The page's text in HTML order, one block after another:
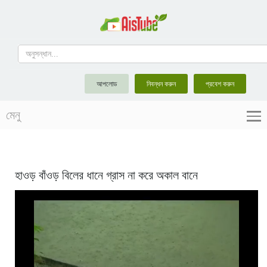
আপলোড নিবন্ধন করুন প্রবেশ করুন
মেনু
হাওড় বাঁওড় বিলের ধানে গ্রাস না করে অকাল বানে